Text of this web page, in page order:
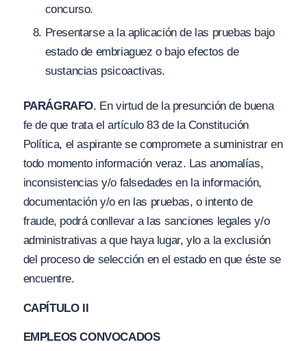
concurso.
Presentarse a la aplicación de las pruebas bajo
estado de embriaguez o bajo efectos de
sustancias psicoactivas.
PARÁGRAFO. En virtud de la presunción de buena
fe de que trata el artículo 83 de la Constitución
Política, el aspirante se compromete a suministrar en
todo momento información veraz. Las anomalías,
inconsistencias y/o falsedades en la información,
documentación y/o en las pruebas, o intento de
fraude, podrá conllevar a las sanciones legales y/o
administrativas a que haya lugar, ylo a la exclusión
del proceso de selección en el estado en que éste se
encuentre.
CAPÍTULO II
EMPLEOS CONVOCADOS